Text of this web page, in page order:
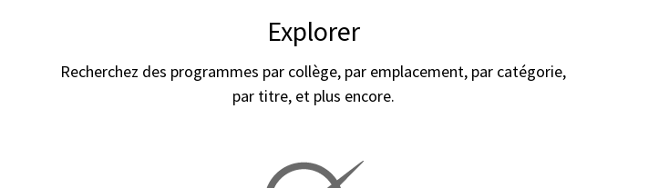
Explorer
Recherchez des programmes par collège, par emplacement, par catégorie,
par titre, et plus encore.